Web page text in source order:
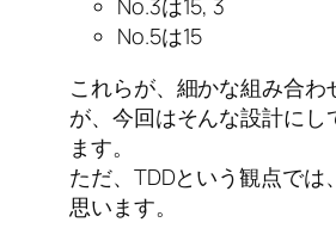
No.3は15, 3
No.5は15
これらが、細かな組み合
が、今回はそんな設計に
ます。
ただ、TDDという観点で
思います。